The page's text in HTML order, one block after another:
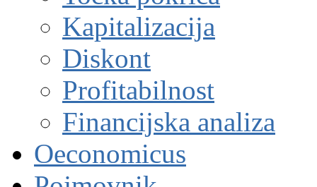
Kapitalizacija
Diskont
Profitabilnost
Financijska analiza
Oeconomicus